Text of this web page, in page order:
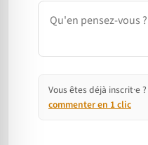
Commentaire
Vous êtes déjà inscrit·e ?
commenter en 1 clic